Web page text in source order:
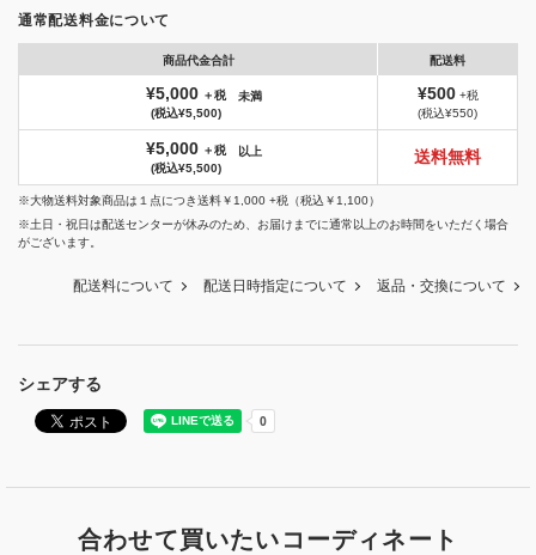
シェアする
通常配送料金について
商品代金合計 配送料
¥5,000 ＋税
(税込¥5,500)
未満 ¥500+税
(税込¥550)
¥5,000 ＋税
(税込¥5,500)
以上 送料無料
※大物送料対象商品は１点につき送料￥1,000 +税（税込￥1,100）
※土日・祝日は配送センターが休みのため、お届けまでに通常以上のお時間をいただく場合
がございます。
配送料について 配送日時指定について 返品・交換について
合わせて買いたいコーディネート